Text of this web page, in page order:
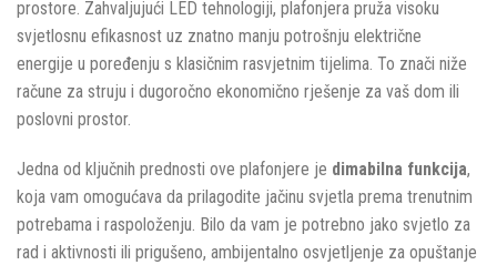
prostore. Zahvaljujući LED tehnologiji, plafonjera pruža visoku
svjetlosnu efikasnost uz znatno manju potrošnju električne
energije u poređenju s klasičnim rasvjetnim tijelima. To znači niže
račune za struju i dugoročno ekonomično rješenje za vaš dom ili
poslovni prostor.
Jedna od ključnih prednosti ove plafonjere je dimabilna funkcija,
koja vam omogućava da prilagodite jačinu svjetla prema trenutnim
potrebama i raspoloženju. Bilo da vam je potrebno jako svjetlo za
rad i aktivnosti ili prigušeno, ambijentalno osvjetljenje za opuštanje